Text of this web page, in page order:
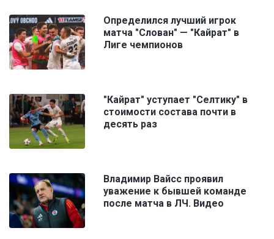
Определился лучший игрок
матча "Слован" — "Кайрат" в
Лиге чемпионов
"Кайрат" уступает "Селтику" в
стоимости состава почти в
десять раз
Владимир Вайсс проявил
уважение к бывшей команде
после матча в ЛЧ. Видео